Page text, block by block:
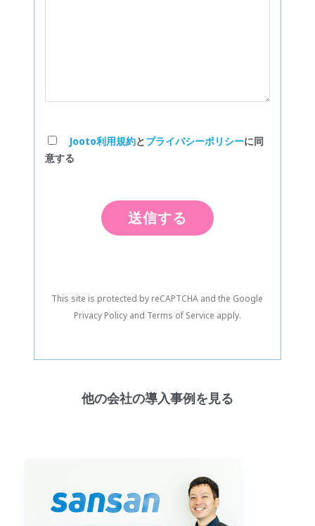
Jooto利用規約とプライバシーポリシーに同
意する
This site is protected by reCAPTCHA and the Google
Privacy Policyand Terms of Service apply.
他の会社の導入事例を見る